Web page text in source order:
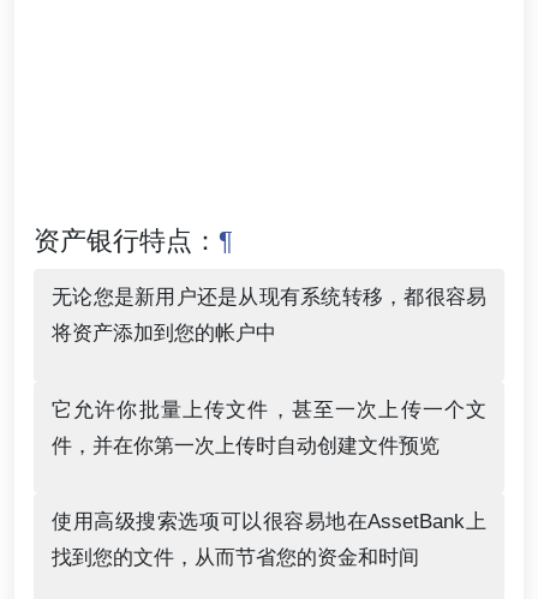
资产银行特点： ¶
无论您是新用户还是从现有系统转移，都很容易
将资产添加到您的帐户中
它允许你批量上传文件，甚至一次上传一个文
件，并在你第一次上传时自动创建文件预览
使用高级搜索选项可以很容易地在AssetBank上
找到您的文件，从而节省您的资金和时间